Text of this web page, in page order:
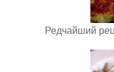
Редчайший